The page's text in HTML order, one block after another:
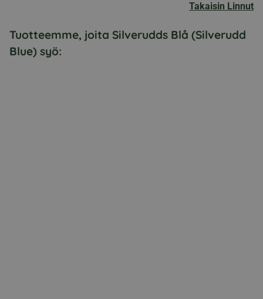
Takaisin Linnut
Tuotteemme, joita Silverudds Blå (Silverudd
Blue) syö: